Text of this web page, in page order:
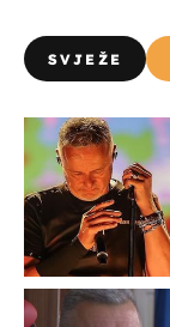
SVJEŽE